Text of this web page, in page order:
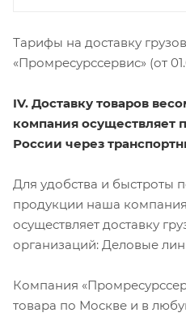
Тарифы на доставку
«Промресурссервис» (от
IV. Доставку товаров
компания осуществляет
России через
Для удобства и быстроты
продукции наша компания
осуществляет доставку
организаций: Деловые
Компания
товара по Москве и в